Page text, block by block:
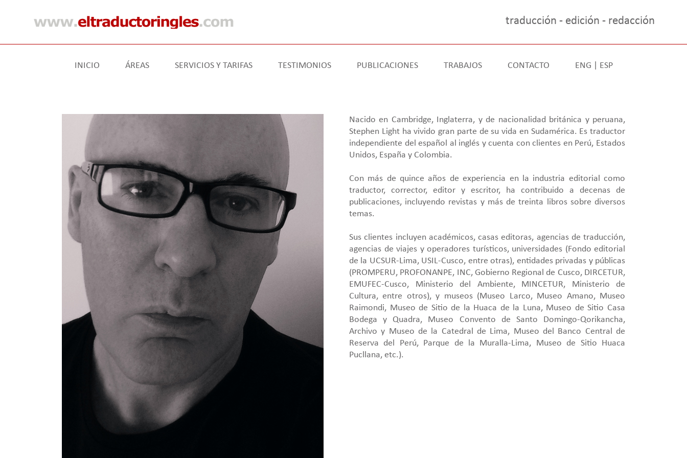
traducción - edición - redacción
INICIO ÁREAS SERVICIOS Y TARIFAS TESTIMONIOS PUBLICACIONES TRABAJOS CONTACTO ENG | ESP
Nacido en Cambridge, Inglaterra, y de nacionalidad británica y peruana,
Stephen Light ha vivido gran parte de su vida en Sudamérica. Es traductor
independiente del español al inglés y cuenta con clientes en Perú, Estados
Unidos, España y Colombia.
Con más de quince años de experiencia en la industria editorial como
traductor, corrector, editor y escritor, ha contribuido a decenas de
publicaciones, incluyendo revistas y más de treinta libros sobre diversos
temas.
Sus clientes incluyen académicos, casas editoras, agencias de traducción,
agencias de viajes y operadores turísticos, universidades (Fondo editorial
de la UCSUR-Lima, USIL-Cusco, entre otras), entidades privadas y públicas
(PROMPERU, PROFONANPE, INC, Gobierno Regional de Cusco, DIRCETUR,
EMUFEC-Cusco, Ministerio del Ambiente, MINCETUR, Ministerio de
Cultura, entre otros), y museos (Museo Larco, Museo Amano, Museo
Raimondi, Museo de Sitio de la Huaca de la Luna, Museo de Sitio Casa
Bodega y Quadra, Museo Convento de Santo Domingo-Qorikancha,
Archivo y Museo de la Catedral de Lima, Museo del Banco Central de
Reserva del Perú, Parque de la Muralla-Lima, Museo de Sitio Huaca
Pucllana, etc.).